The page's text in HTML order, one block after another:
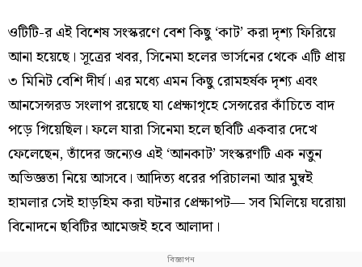
ওটিটি-র এই বিশেষ সংস্করণে বেশ কিছু ‘কাট’ করা দৃশ্য ফিরিয়ে
আনা হয়েছে। সূত্রের খবর, সিনেমা হলের ভার্সনের থেকে এটি প্রায়
৩ মিনিট বেশি দীর্ঘ। এর মধ্যে এমন কিছু রোমহর্ষক দৃশ্য এবং
আনসেন্সরড সংলাপ রয়েছে যা প্রেক্ষাগৃহে সেন্সরের কাঁচিতে বাদ
পড়ে গিয়েছিল। ফলে যারা সিনেমা হলে ছবিটি একবার দেখে
ফেলেছেন, তাঁদের জন্যেও এই ‘আনকাট’ সংস্করণটি এক নতুন
অভিজ্ঞতা নিয়ে আসবে। আদিত্য ধরের পরিচালনা আর মুম্বই
হামলার সেই হাড়হিম করা ঘটনার প্রেক্ষাপট— সব মিলিয়ে ঘরোয়া
বিনোদনে ছবিটির আমেজই হবে আলাদা।